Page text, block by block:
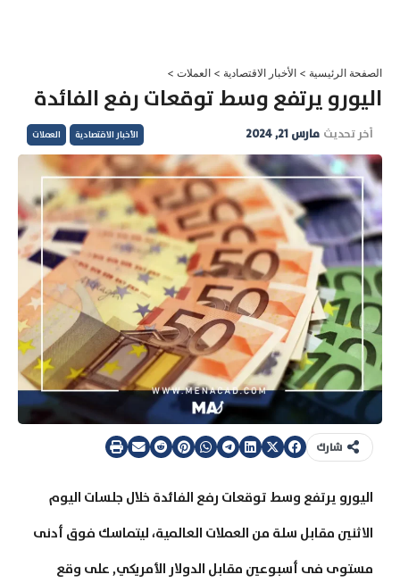
الصفحة الرئيسية > الأخبار الاقتصادية > العملات >
اليورو يرتفع وسط توقعات رفع الفائدة
آخر تحديث مارس 21, 2024 الأخبار الاقتصادية العملات
شارك
اليورو يرتفع وسط توقعات رفع الفائدة خلال جلسات اليوم
الاثنين مقابل سلة من العملات العالمية، ليتماسك فوق أدنى
مستوى فى أسبوعين مقابل الدولار الأمريكي, على وقع